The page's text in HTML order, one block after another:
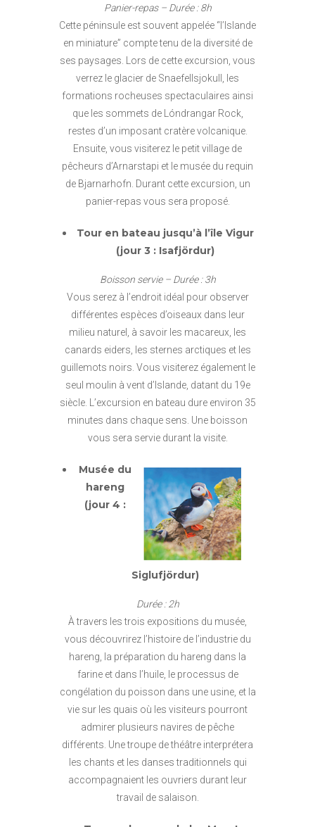
Panier-repas – Durée : 8h
Cette péninsule est souvent appelée “l’Islande
en miniature” compte tenu de la diversité de
ses paysages. Lors de cette excursion, vous
verrez le glacier de Snaefellsjokull, les
formations rocheuses spectaculaires ainsi
que les sommets de Lóndrangar Rock,
restes d’un imposant cratère volcanique.
Ensuite, vous visiterez le petit village de
pêcheurs d’Arnarstapi et le musée du requin
de Bjarnarhofn. Durant cette excursion, un
panier-repas vous sera proposé.
Tour en bateau jusqu’à l’île Vigur
(jour 3 : Isafjördur)
Boisson servie – Durée : 3h
Vous serez à l’endroit idéal pour observer
différentes espèces d’oiseaux dans leur
milieu naturel, à savoir les macareux, les
canards eiders, les sternes arctiques et les
guillemots noirs. Vous visiterez également le
seul moulin à vent d’Islande, datant du 19e
siècle. L’excursion en bateau dure environ 35
minutes dans chaque sens. Une boisson
vous sera servie durant la visite.
Musée du
hareng
(jour 4 :
Siglufjördur)
Durée : 2h
À travers les trois expositions du musée,
vous découvrirez l’histoire de l’industrie du
hareng, la préparation du hareng dans la
farine et dans l’huile, le processus de
congélation du poisson dans une usine, et la
vie sur les quais où les visiteurs pourront
admirer plusieurs navires de pêche
différents. Une troupe de théâtre interprétera
les chants et les danses traditionnels qui
accompagnaient les ouvriers durant leur
travail de salaison.